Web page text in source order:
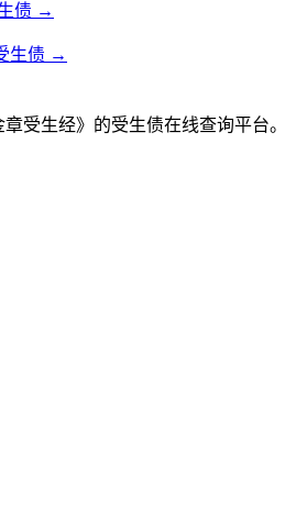
债 →
生债 →
受生经》的受生债在线查询平台。